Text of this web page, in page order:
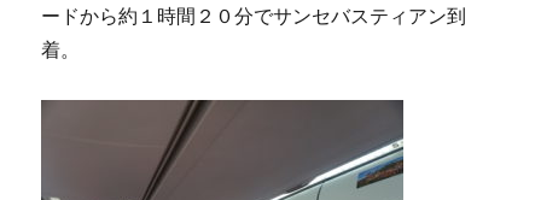
ードから約１時間２０分でサンセバスティアン到
着。